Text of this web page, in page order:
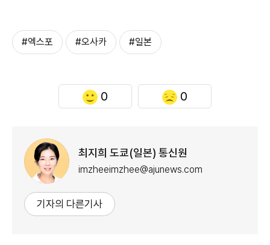
#엑스포 #오사카 #일본
0 0
최지희 도쿄(일본) 통신원
imzheeimzhee@ajunews.com
기자의 다른기사